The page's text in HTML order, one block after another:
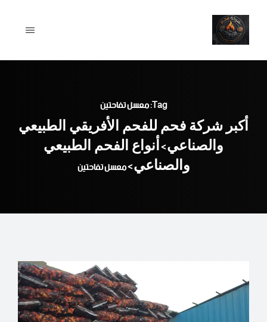
content
Tag: معسل تفاحتين
أكبر شركة فحم للفحم الأفريقي الطبيعي
والصناعي>أنواع الفحم الطبيعي
والصناعي>معسل تفاحتين